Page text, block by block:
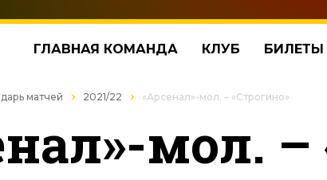
ГЛАВНАЯ КОМАНДА КЛУБ БИЛЕТЫ
матчей 2021/22 «Арсенал»-мол. – «Строгино»
мол. –